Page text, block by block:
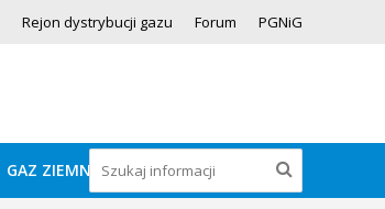
Rejon dystrybucji gazu Forum PGNiG
GAZ ZIEMNY